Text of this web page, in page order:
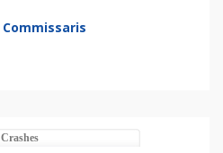
Commissaris
Crashes